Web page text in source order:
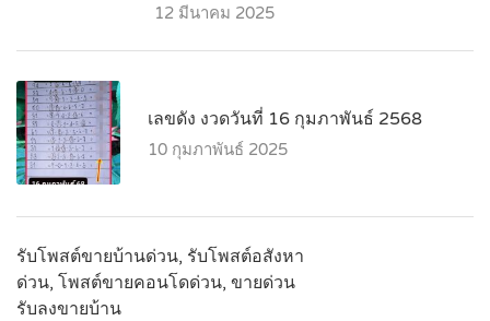
12 มีนาคม 2025
เลขดัง งวดวันที่ 16 กุมภาพันธ์ 2568
10 กุมภาพันธ์ 2025
รับโพสต์ขายบ้านด่วน, รับโพสต์อสังหา
ด่วน, โพสต์ขายคอนโดด่วน, ขายด่วน
รับลงขายบ้าน